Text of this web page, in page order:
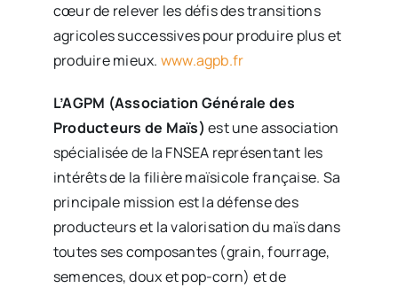
cœur de relever les défis des transitions
agricoles successives pour produire plus et
produire mieux. www.agpb.fr
L’AGPM (Association Générale des
Producteurs de Maïs) est une association
spécialisée de la FNSEA représentant les
intérêts de la filière maïsicole française. Sa
principale mission est la défense des
producteurs et la valorisation du maïs dans
toutes ses composantes (grain, fourrage,
semences, doux et pop-corn) et de